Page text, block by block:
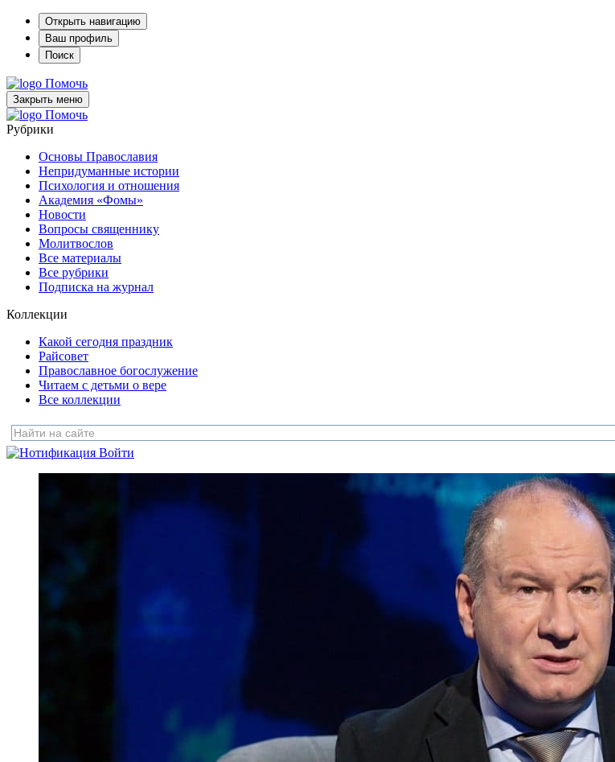
Открыть навигацию
Ваш профиль
Поиск
Помочь
Закрыть меню
Помочь
Рубрики
Основы Православия
Непридуманные истории
Психология и отношения
Академия «Фомы»
Новости
Вопросы священнику
Молитвослов
Все материалы
Все рубрики
Подписка на журнал
Коллекции
Какой сегодня праздник
Райсовет
Православное богослужение
Читаем с детьми о вере
Все коллекции
Войти